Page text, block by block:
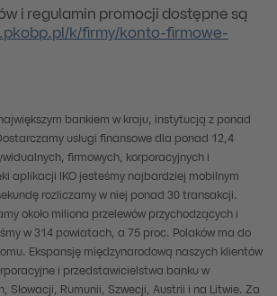
i regulamin promocji dostępne są
k/firmy/konto-firmowe-
bankiem w kraju, instytucją z ponad
usługi finansowe dla ponad 12,4
firmowych, korporacyjnych i
aplikacji IKO jesteśmy najbardziej mobilnym
rozliczamy w niej ponad 30 transakcji.
około miliona przelewów przychodzących i
w 314 powiatach, a 75 proc. Polaków ma do
Ekspansję międzynarodową naszych klientów
i przedstawicielstwa banku w
Słowacji, Rumunii, Szwecji, Austrii i na Litwie. Za